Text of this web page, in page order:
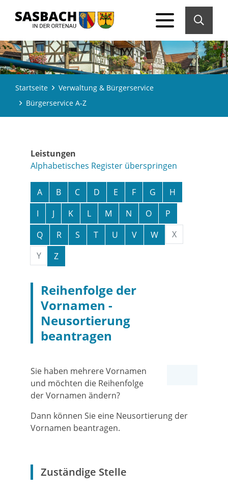
Startseite
Verwaltung & Bürgerservice
Bürgerservice A-Z
Leistungen
Alphabetisches Register überspringen
A B C D E F G
H
I
J K L M N O
P
Q
R S T U V W
X
Y
Z
Reihenfolge der
Vornamen -
Neusortierung
beantragen
Sie haben mehrere Vornamen
und möchten die Reihenfolge
der Vornamen ändern?
Dann können Sie eine Neusortierung der
Vornamen beantragen.
Zuständige Stelle